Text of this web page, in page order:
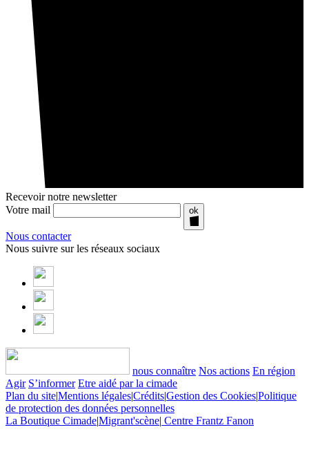
Recevoir notre newsletter
Votre mail
ok
Nous contacter
Nous suivre sur les réseaux sociaux
nous connaître Nos actions En région
Agir S’informer Etre aidé par la cimade
Plan du site|Mentions légales|Crédits|Gestion des Cookies|Politique
de protection des données personnelles
La Boutique Cimade|Migrant'scène| Centre Frantz Fanon